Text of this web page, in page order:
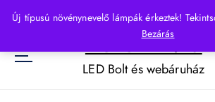
Új típusú növénynevelő lámpák érkeztek!
Bezárás
p
o
HelloLED.hu
LED Bolt és webáruház